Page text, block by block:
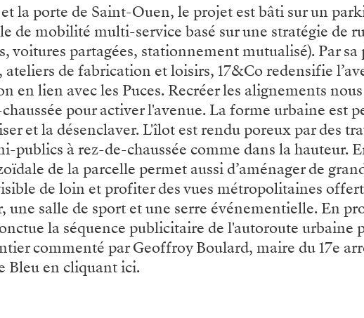
la porte de Saint-Ouen, le projet est bâti sur un
de mobilité multi-service basé sur une stratégie de
voitures partagées, stationnement mutualisé). Par
de fabrication et loisirs, 17&Co redensifie
en lien avec les Puces. Recréer les alignements
pour activer l'avenue. La forme urbaine est
et la désenclaver. L'îlot est rendu poreux par des
publics à rez-de-chaussée comme dans la hauteur.
de la parcelle permet aussi d’aménager de
de loin et profiter des vues métropolitaines
une salle de sport et une serre événementielle. En
la séquence publicitaire de l'autoroute urbaine
commenté par Geoffroy Boulard, maire du 17e
Bleu en cliquant ici.